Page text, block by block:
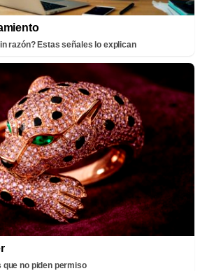
razón? Estas señales lo explican
no piden permiso